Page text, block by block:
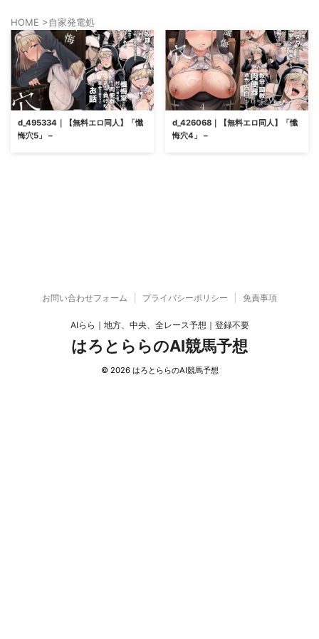
HOME >自家発電処
d_495334｜【無料エロ同人】「懺
悔穴5」 –
d_426068｜【無料エロ同人】「懺
悔穴4」 –
お問い合わせフォーム プライバシーポリシー 免責事項
AIらら｜地方、中央、全レース予想｜登録不要
はろとららのAI競馬予想
© 2026 はろとららのAI競馬予想